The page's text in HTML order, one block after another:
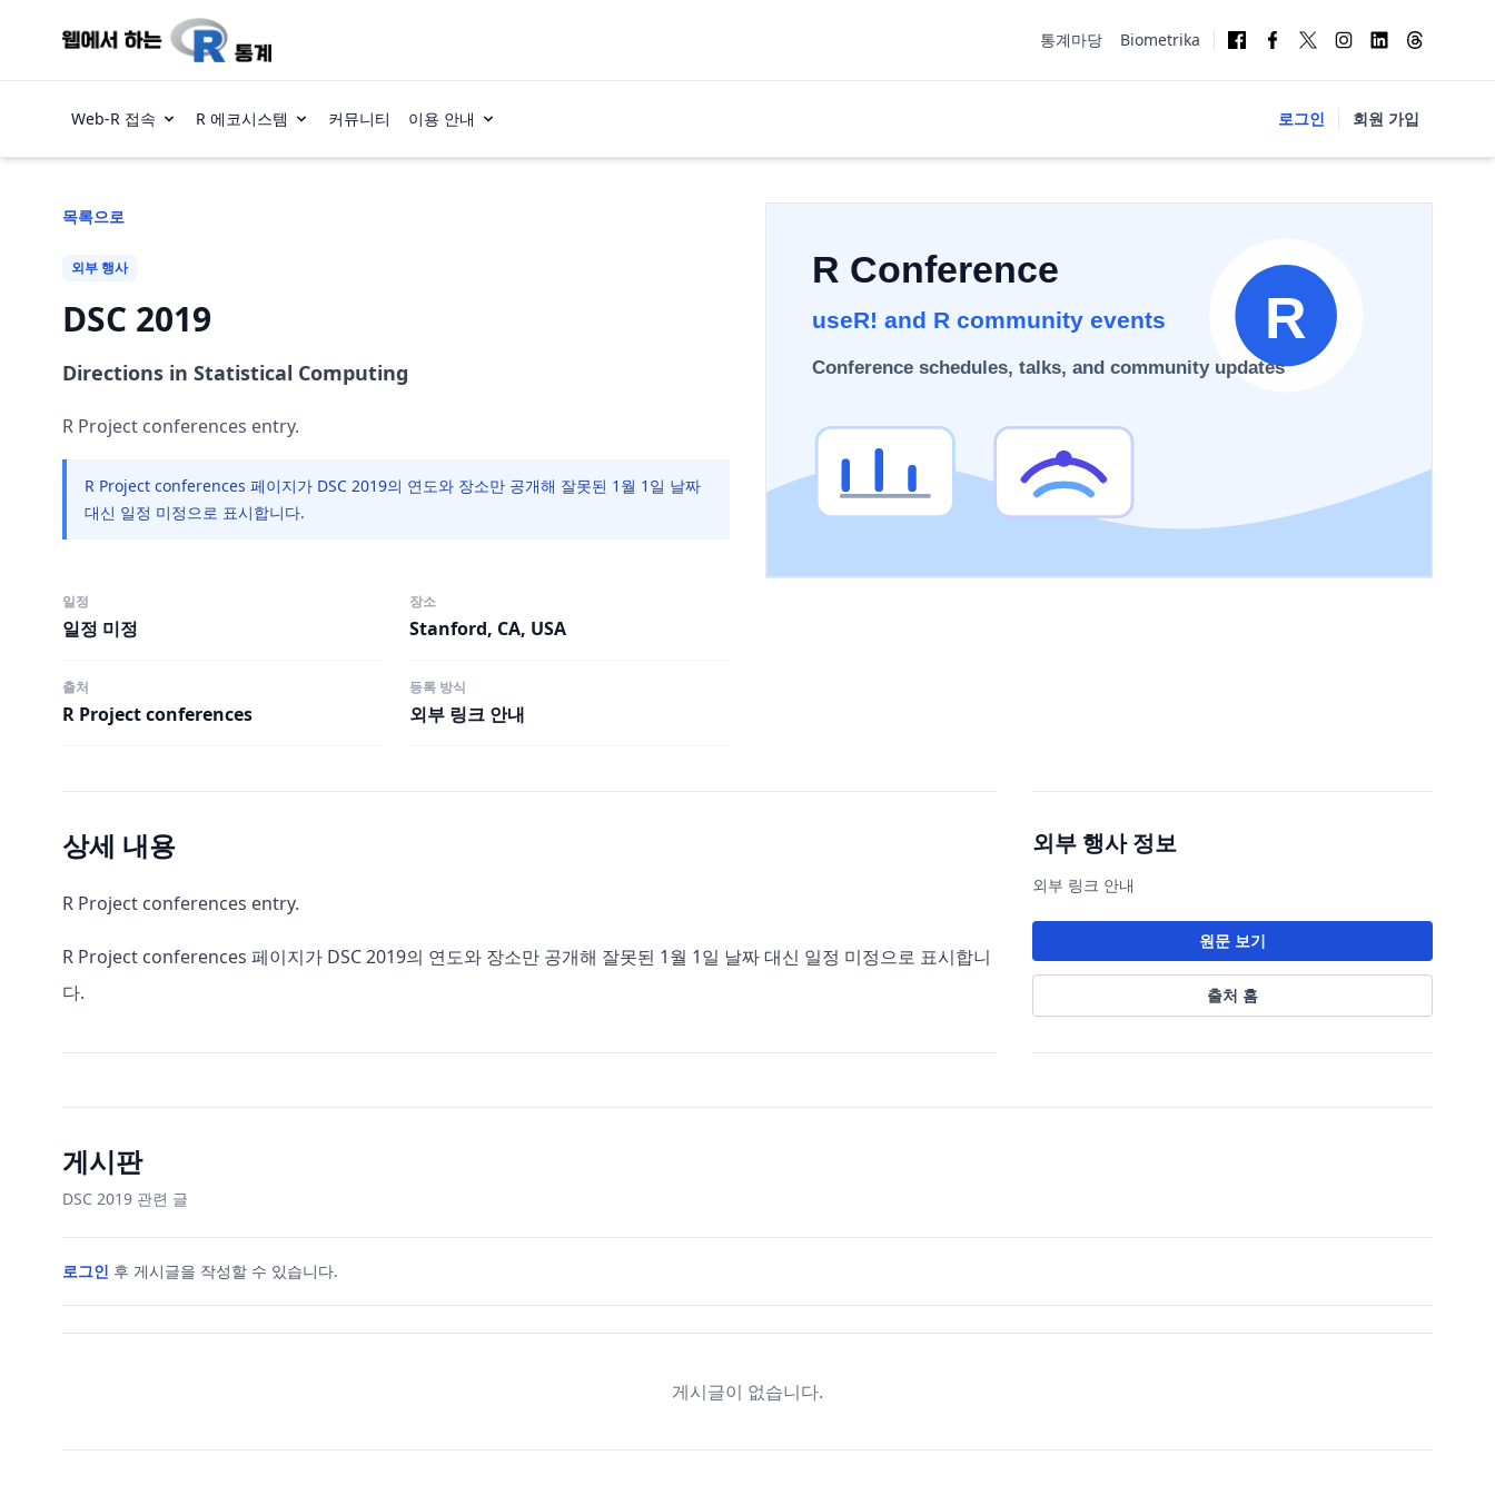
통계마당 Biometrika
Web-R 접속 R 에코시스템 커뮤니티 이용 안내 로그인 회원 가입
목록으로
외부 행사
DSC 2019
Directions in Statistical Computing
R Project conferences entry.
R Project conferences 페이지가 DSC 2019의 연도와 장소만 공개해 잘못된 1월 1일 날짜
대신 일정 미정으로 표시합니다.
일정
일정 미정
장소
Stanford, CA, USA
출처
R Project conferences
등록 방식
외부 링크 안내
상세 내용
R Project conferences entry.
R Project conferences 페이지가 DSC 2019의 연도와 장소만 공개해 잘못된 1월 1일 날짜 대신 일정 미정으로 표시합니
다.
외부 행사 정보
외부 링크 안내
원문 보기
출처 홈
게시판
DSC 2019 관련 글
로그인 후 게시글을 작성할 수 있습니다.
게시글이 없습니다.